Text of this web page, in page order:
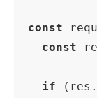
const
const
if